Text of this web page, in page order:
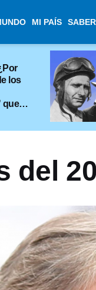
MI PAÍS
los
que
del